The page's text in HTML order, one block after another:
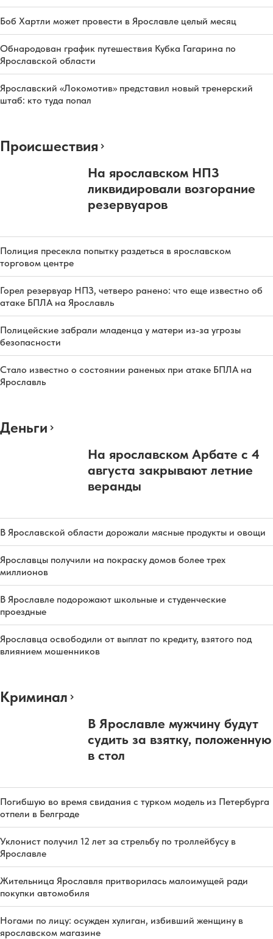
Боб Хартли может провести в Ярославле целый месяц
Обнародован график путешествия Кубка Гагарина по
Ярославской области
Ярославский «Локомотив» представил новый тренерский
штаб: кто туда попал
Происшествия
На ярославском НПЗ
ликвидировали возгорание
резервуаров
Полиция пресекла попытку раздеться в ярославском
торговом центре
Горел резервуар НПЗ, четверо ранено: что еще известно об
атаке БПЛА на Ярославль
Полицейские забрали младенца у матери из-за угрозы
безопасности
Стало известно о состоянии раненых при атаке БПЛА на
Ярославль
Деньги
На ярославском Арбате с 4
августа закрывают летние
веранды
В Ярославской области дорожали мясные продукты и овощи
Ярославцы получили на покраску домов более трех
миллионов
В Ярославле подорожают школьные и студенческие
проездные
Ярославца освободили от выплат по кредиту, взятого под
влиянием мошенников
Криминал
В Ярославле мужчину будут
судить за взятку, положенную
в стол
Погибшую во время свидания с турком модель из Петербурга
отпели в Белграде
Уклонист получил 12 лет за стрельбу по троллейбусу в
Ярославле
Жительница Ярославля притворилась малоимущей ради
покупки автомобиля
Ногами по лицу: осужден хулиган, избивший женщину в
ярославском магазине